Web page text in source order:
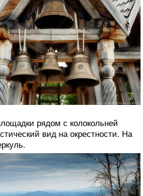
рядом с колокольней
вид на окрестности. На